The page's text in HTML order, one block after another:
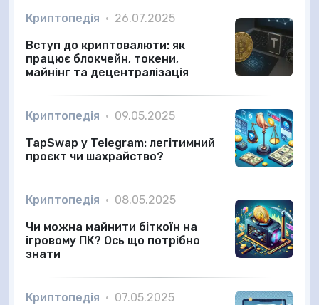
Криптопедія • 26.07.2025
Вступ до криптовалюти: як
працює блокчейн, токени,
майнінг та децентралізація
Криптопедія • 09.05.2025
TapSwap у Telegram: легітимний
проєкт чи шахрайство?
Криптопедія • 08.05.2025
Чи можна майнити біткоїн на
ігровому ПК? Ось що потрібно
знати
Криптопедія • 07.05.2025